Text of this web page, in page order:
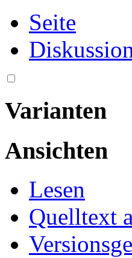
Seite
Varianten
Ansichten
Lesen
Quelltext